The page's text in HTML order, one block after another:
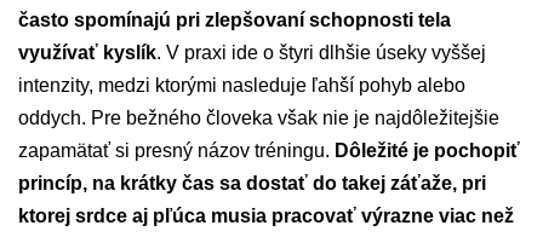
často spomínajú pri zlepšovaní schopnosti tela
využívať kyslík. V praxi ide o štyri dlhšie úseky vyššej
intenzity, medzi ktorými nasleduje ľahší pohyb alebo
oddych. Pre bežného človeka však nie je najdôležitejšie
zapamätať si presný názov tréningu. Dôležité je pochopiť
princíp, na krátky čas sa dostať do takej záťaže, pri
ktorej srdce aj pľúca musia pracovať výrazne viac než